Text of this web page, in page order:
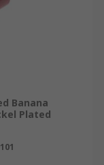
Banana
Plated